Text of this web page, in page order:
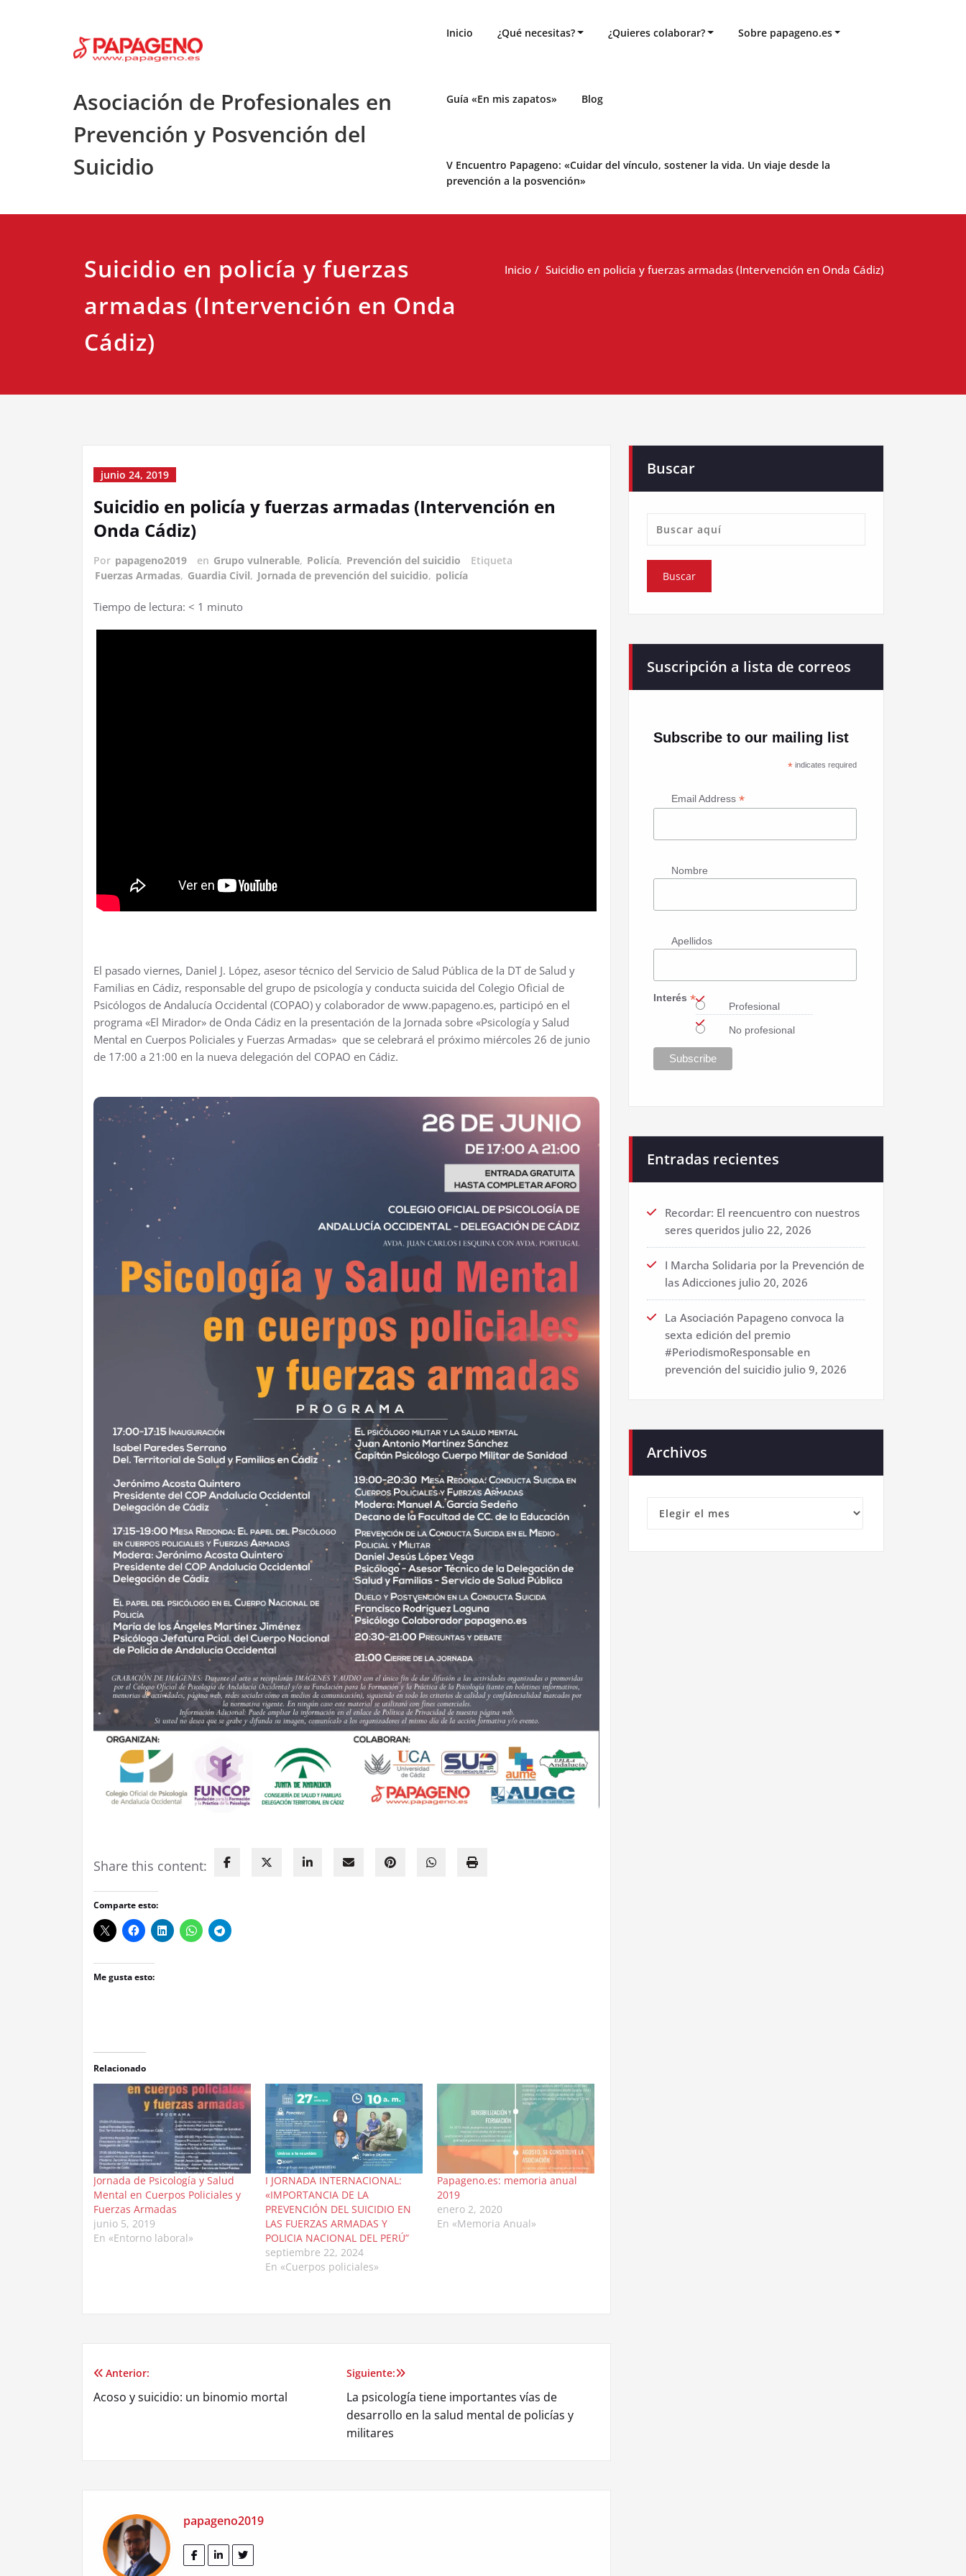
Asociación de Profesionales en
Prevención y Posvención del
Suicidio
Inicio ¿Qué necesitas? ¿Quieres colaborar? Sobre papageno.es
Guía «En mis zapatos» Blog
V Encuentro Papageno: «Cuidar del vínculo, sostener la vida. Un viaje desde la
prevención a la posvención»
Suicidio en policía y fuerzas
armadas (Intervención en Onda
Cádiz)
Inicio Suicidio en policía y fuerzas armadas (Intervención en Onda Cádiz)
junio 24, 2019
Suicidio en policía y fuerzas armadas (Intervención en
Onda Cádiz)
Por papageno2019 en Grupo vulnerable, Policía, Prevención del suicidio
Etiqueta
Fuerzas Armadas, Guardia Civil, Jornada de prevención del suicidio, policía
Tiempo de lectura: < 1 minuto
El pasado viernes, Daniel J. López, asesor técnico del Servicio de Salud Pública de la DT de Salud y
Familias en Cádiz, responsable del grupo de psicología y conducta suicida del Colegio Oficial de
Psicólogos de Andalucía Occidental (COPAO) y colaborador de www.papageno.es, participó en el
programa «El Mirador» de Onda Cádiz en la presentación de la Jornada sobre «Psicología y Salud
Mental en Cuerpos Policiales y Fuerzas Armadas» que se celebrará el próximo miércoles 26 de junio
de 17:00 a 21:00 en la nueva delegación del COPAO en Cádiz.
Share this content:
Comparte esto:
Me gusta esto:
Relacionado
Jornada de Psicología y Salud
Mental en Cuerpos Policiales y
Fuerzas Armadas
junio 5, 2019
En «Entorno laboral»
I JORNADA INTERNACIONAL:
«IMPORTANCIA DE LA
PREVENCIÓN DEL SUICIDIO EN
LAS FUERZAS ARMADAS Y
POLICIA NACIONAL DEL PERÚ”
septiembre 22, 2024
En «Cuerpos policiales»
Papageno.es: memoria anual
2019
enero 2, 2020
En «Memoria Anual»
Navegación
Anterior:
Acoso y suicidio: un binomio mortal
Siguiente:
La psicología tiene importantes vías de
desarrollo en la salud mental de policías y
militares
papageno2019
Buscar
Suscripción a lista de correos
Subscribe to our mailing list
* indicates required
Email Address*
Nombre
Apellidos
Interés* Profesional
No profesional
Entradas recientes
Recordar: El reencuentro con nuestros
seres queridos julio 22, 2026
I Marcha Solidaria por la Prevención de
las Adicciones julio 20, 2026
La Asociación Papageno convoca la
sexta edición del premio
#PeriodismoResponsable en
prevención del suicidio julio 9, 2026
Archivos